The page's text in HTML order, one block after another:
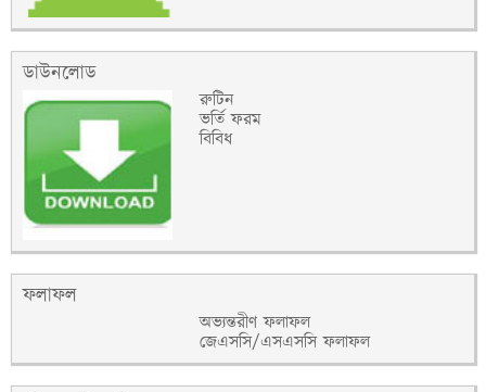
ডাউনলোড
রুটিন
ভর্তি ফরম
বিবিধ
ফলাফল
অভ্যন্তরীণ ফলাফল
জেএসসি/এসএসসি ফলাফল